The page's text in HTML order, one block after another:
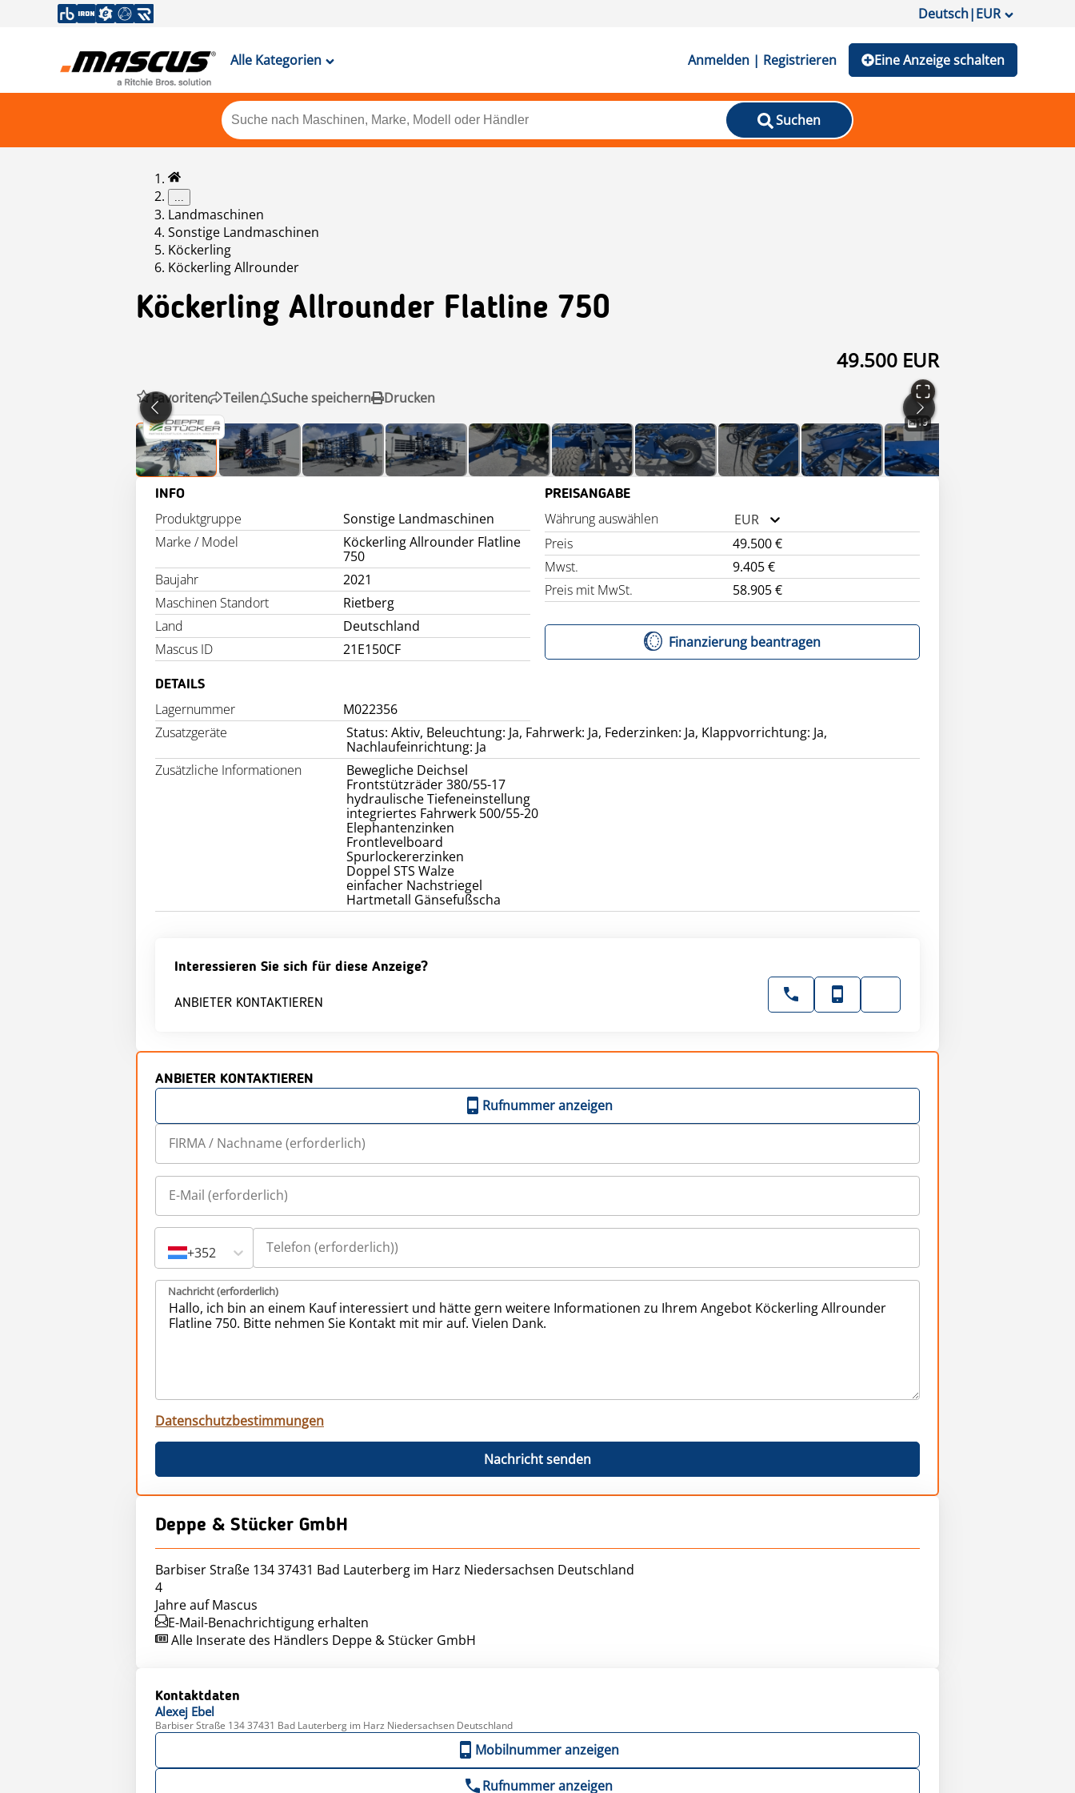
Deutsch|EUR
Alle Kategorien Anmelden | Registrieren Eine Anzeige schalten
Suchen
...
Landmaschinen
Sonstige Landmaschinen
Köckerling
Köckerling Allrounder
Köckerling Allrounder Flatline 750
49.500 EUR
Favoriten Teilen Suche speichern Drucken
19
INFO
Produktgruppe
Sonstige Landmaschinen
Marke / Model
Köckerling Allrounder Flatline
750
Baujahr
2021
Maschinen Standort
Rietberg
Land
Deutschland
Mascus ID
21E150CF
PREISANGABE
Währung auswählen
EUR
Preis
49.500 €
Mwst.
9.405 €
Preis mit MwSt.
58.905 €
Finanzierung beantragen
DETAILS
Lagernummer
M022356
Zusatzgeräte
Status: Aktiv, Beleuchtung: Ja, Fahrwerk: Ja, Federzinken: Ja, Klappvorrichtung: Ja,
Nachlaufeinrichtung: Ja
Zusätzliche Informationen
Bewegliche Deichsel
Frontstützräder 380/55-17
hydraulische Tiefeneinstellung
integriertes Fahrwerk 500/55-20
Elephantenzinken
Frontlevelboard
Spurlockererzinken
Doppel STS Walze
einfacher Nachstriegel
Hartmetall Gänsefußscha
Interessieren Sie sich für diese Anzeige?
ANBIETER KONTAKTIEREN
ANBIETER KONTAKTIEREN
Rufnummer anzeigen
+352
Nachricht (erforderlich)
Datenschutzbestimmungen
Nachricht senden
Deppe & Stücker GmbH
Barbiser Straße 134 37431 Bad Lauterberg im Harz Niedersachsen Deutschland
4
Jahre auf Mascus
E-Mail-Benachrichtigung erhalten
Alle Inserate des Händlers Deppe & Stücker GmbH
Kontaktdaten
Alexej Ebel
Barbiser Straße 134 37431 Bad Lauterberg im Harz Niedersachsen Deutschland
Mobilnummer anzeigen
Rufnummer anzeigen